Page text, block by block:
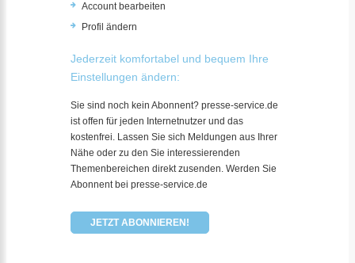
Account bearbeiten
Profil ändern
Jederzeit komfortabel und bequem Ihre
Einstellungen ändern:
Sie sind noch kein Abonnent? presse-service.de
ist offen für jeden Internetnutzer und das
kostenfrei. Lassen Sie sich Meldungen aus Ihrer
Nähe oder zu den Sie interessierenden
Themenbereichen direkt zusenden. Werden Sie
Abonnent bei presse-service.de
JETZT ABONNIEREN!